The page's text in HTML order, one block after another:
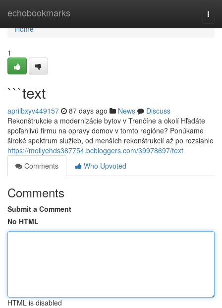
echobookmarks
Home
Home
1
```text
aprilbxyv449157 87 days ago News
Discuss
Rekonštrukcie a modernizácie bytov v Trenčíne a okolí Hľadáte
spoľahlivú firmu na opravy domov v tomto regióne? Ponúkame
široké spektrum služieb, od menších rekonštrukcií až po rozsiahle
https://mollyehds387754.bcbloggers.com/39978697/text
Comments
Who Upvoted
Comments
Submit a Comment
No HTML
HTML is disabled